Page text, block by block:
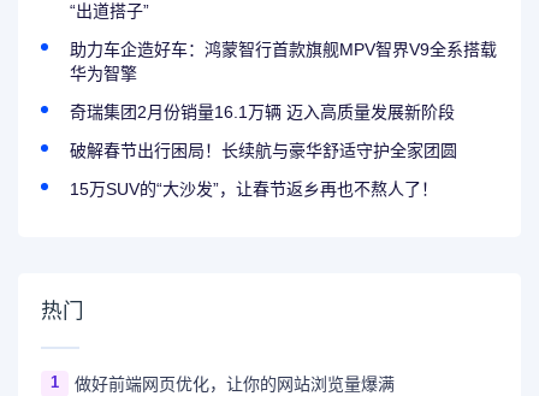
“出道搭子”
助力车企造好车：鸿蒙智行首款旗舰MPV智界V9全系搭载
华为智擎
奇瑞集团2月份销量16.1万辆 迈入高质量发展新阶段
破解春节出行困局！长续航与豪华舒适守护全家团圆
15万SUV的“大沙发”，让春节返乡再也不熬人了！
热门
1 做好前端网页优化，让你的网站浏览量爆满